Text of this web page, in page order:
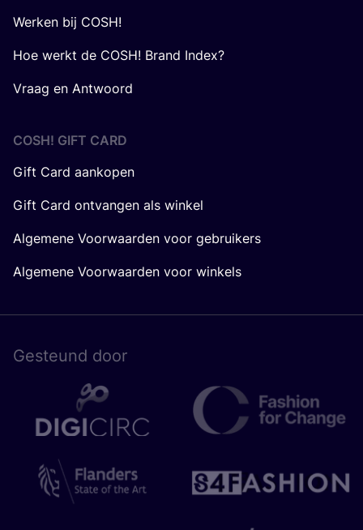
Werken bij COSH!
Hoe werkt de COSH! Brand Index?
Vraag en Antwoord
COSH! GIFT CARD
Gift Card aankopen
Gift Card ontvangen als winkel
Algemene Voorwaarden voor gebruikers
Algemene Voorwaarden voor winkels
Gesteund door